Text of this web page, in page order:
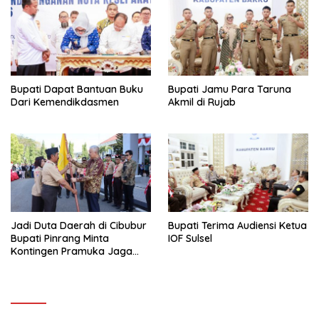
Bupati Dapat Bantuan Buku
Dari Kemendikdasmen
Bupati Jamu Para Taruna
Akmil di Rujab
Jadi Duta Daerah di Cibubur
Bupati Pinrang Minta
Kontingen Pramuka Jaga
Bupati Terima Audiensi Ketua
IOF Sulsel